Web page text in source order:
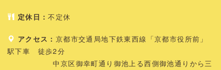
定休日：不定休
アクセス： 京都市交通局地下鉄東西線「京都市役所前」
駅下車 徒歩2分
中京区御幸町通り御池上る西側御池通りから三